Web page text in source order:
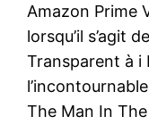
Amazon Prime
lorsqu’il s’agit
Transparent à i
The Man In